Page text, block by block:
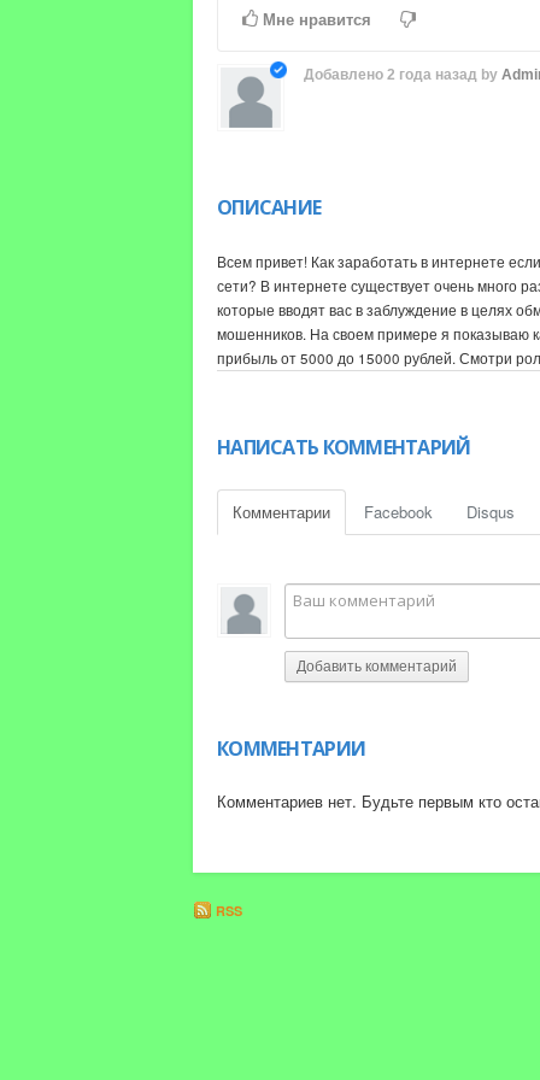
Мне нравится
Добавлено 2 года назадby
ОПИСАНИЕ
Всем привет! Как заработать в интернете
сети? В интернете существует очень много
которые вводят вас в заблуждение в целях
мошенников. На своем примере я показываю
прибыль от 5000 до 15000 рублей. Смотри
году! Все самые актуальные и свежие
Как заработать на трейдинге?
Трейдинг для новичков
#заработоквинтернете #трейдинг
НАПИСАТЬ КОММЕНТАРИЙ
Комментарии Facebook Disqus
Добавить комментарий
КОММЕНТАРИИ
Комментариев нет. Будьте первым кто
RSS